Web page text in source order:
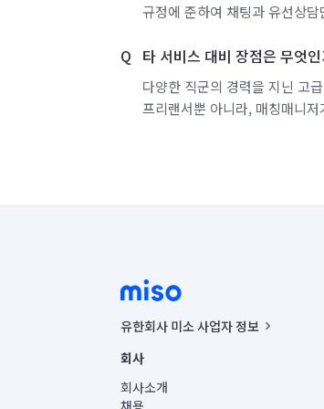
규정에 준하여 채팅과 유선상
타 서비스 대비 장점은 무엇
다양한 직군의 경력을 지닌 고
프리랜서뿐 아니라, 매칭매니
유한회사 미소 사업자 정보
사업자등록번호 : 291-87-00271 | 인허
통신판매신고번호 : 2024-서울종로-
대표이사 : CHING VICTOR COLUMBIA
주소 | 본사: 서울특별시 종로구 율곡로
회사
회사소개
채용